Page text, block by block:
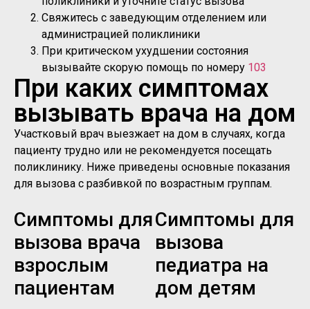
Свяжитесь с заведующим отделением или
администрацией поликлиники
При критическом ухудшении состояния
вызывайте скорую помощь по номеру 103
При каких симптомах
вызывать врача на дом
Участковый врач выезжает на дом в случаях, когда
пациенту трудно или не рекомендуется посещать
поликлинику. Ниже приведены основные показания
для вызова с разбивкой по возрастным группам.
Симптомы для
вызова врача
взрослым
пациентам
Симптомы для
вызова
педиатра на
дом детям